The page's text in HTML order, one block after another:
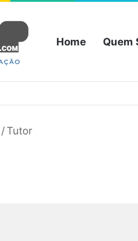
Home Quem
/Tutor